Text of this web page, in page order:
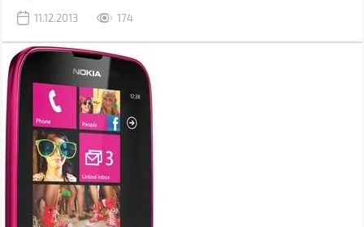
11.12.2013 174